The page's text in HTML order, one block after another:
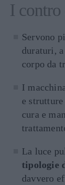
I contro
Servono
duraturi,
corpo da
I
e
cura e
La luce
tipologie
davvero